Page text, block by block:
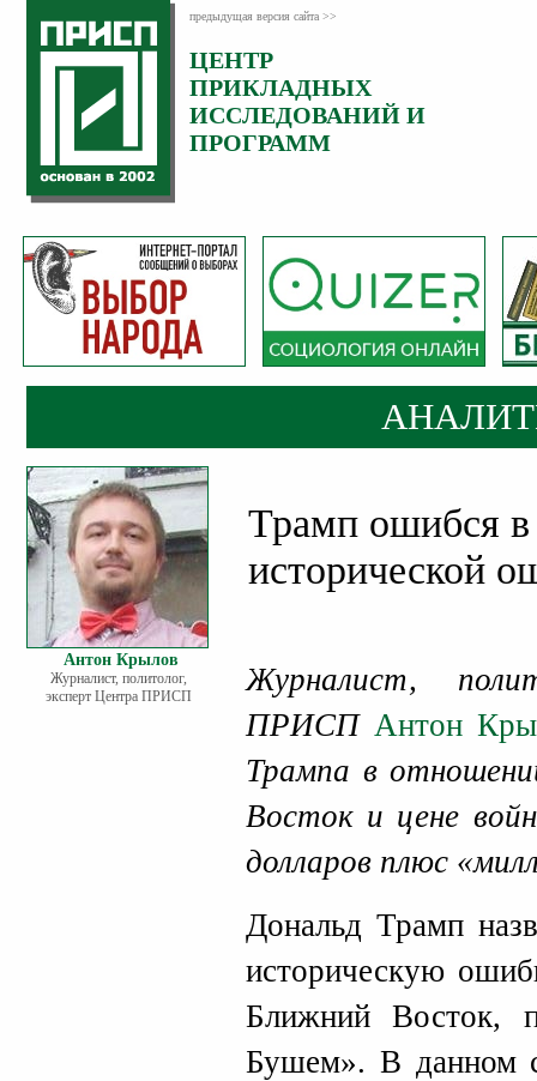
предыдущая версия сайта >>
ЦЕНТР
ПРИКЛАДНЫХ
ИССЛЕДОВАНИЙ И
ПРОГРАММ
Антон Крылов
Журналист, политолог,
эксперт Центра ПРИСП
Трамп ошибся в
исторической
Журналист,
ПРИСП Антон
Трампа в
Восток и цене
долларов плюс
Дональд Трамп
историческую
Ближний Восток,
Бушем». В данном
Категория:
Аналитика